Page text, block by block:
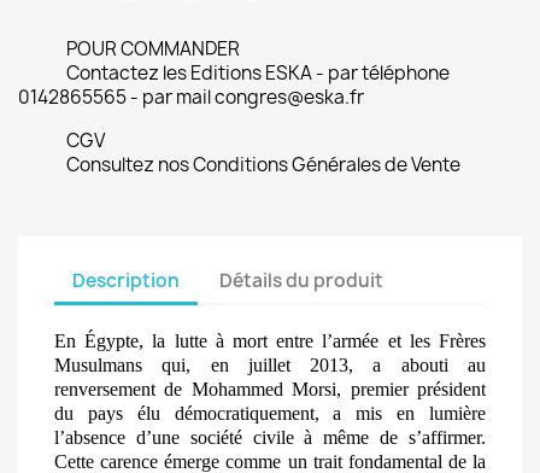
POUR COMMANDER
Contactez les Editions ESKA - par téléphone
0142865565 - par mail congres@eska.fr
CGV
Consultez nos Conditions Générales de Vente
Description Détails du produit
En Égypte, la lutte à mort entre l’armée et les Frères
Musulmans qui, en juillet 2013, a abouti au
renversement de Mohammed Morsi, premier président
du pays élu démocratiquement, a mis en lumière
l’absence d’une société civile à même de s’affirmer.
Cette carence émerge comme un trait fondamental de la